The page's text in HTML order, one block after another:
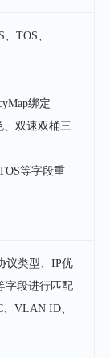
TOS、
绑定
、双速双桶三
等字段重
议类型、IP优
字段进行匹配
VLAN ID、